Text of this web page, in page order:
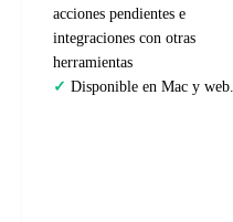
acciones pendientes e
integraciones con otras
herramientas
Disponible en Mac y web.